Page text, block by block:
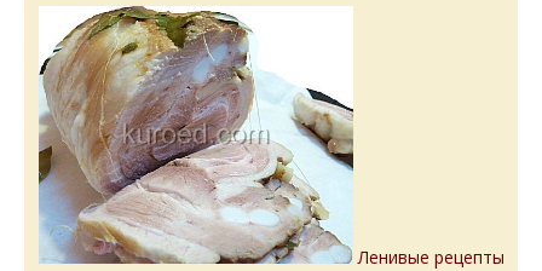
Ленивые рецепты